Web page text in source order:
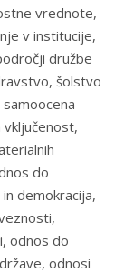
vrednote,
v institucije,
družbe
šolstvo
do
demokracija,
odnos do
odnosi